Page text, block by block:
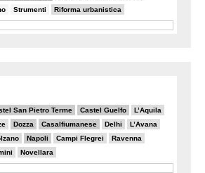
Strumenti Riforma urbanistica
San Pietro Terme Castel Guelfo L’Aquila
Dozza Casalfiumanese Delhi L’Avana
Napoli Campi Flegrei Ravenna
Novellara